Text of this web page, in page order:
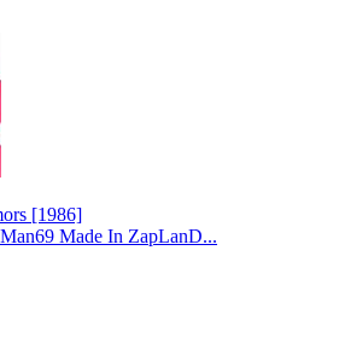
[1986]
Made In ZapLanD...